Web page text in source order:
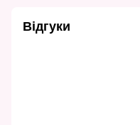
Відгуки